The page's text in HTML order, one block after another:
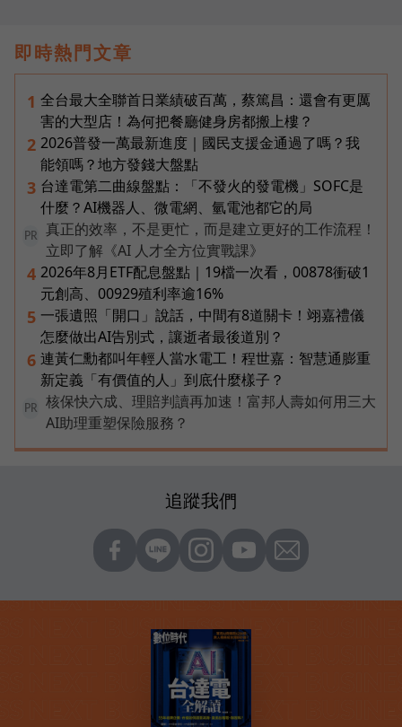
即時熱門文章
1 全台最大全聯首日業績破百萬，蔡篤昌：還會有更厲
害的大型店！為何把餐廳健身房都搬上樓？
2 2026普發一萬最新進度｜國民支援金通過了嗎？我
能領嗎？地方發錢大盤點
3 台達電第二曲線盤點：「不發火的發電機」SOFC是
什麼？AI機器人、微電網、氫電池都它的局
PR
真正的效率，不是更忙，而是建立更好的工作流程！
立即了解《AI 人才全方位實戰課》
4 2026年8月ETF配息盤點｜19檔一次看，00878衝破1
元創高、00929殖利率逾16%
5 一張遺照「開口」說話，中間有8道關卡！翊嘉禮儀
怎麼做出AI告別式，讓逝者最後道別？
6 連黃仁勳都叫年輕人當水電工！程世嘉：智慧通膨重
新定義「有價值的人」到底什麼樣子？
PR
核保快六成、理賠判讀再加速！富邦人壽如何用三大
AI助理重塑保險服務？
追蹤我們